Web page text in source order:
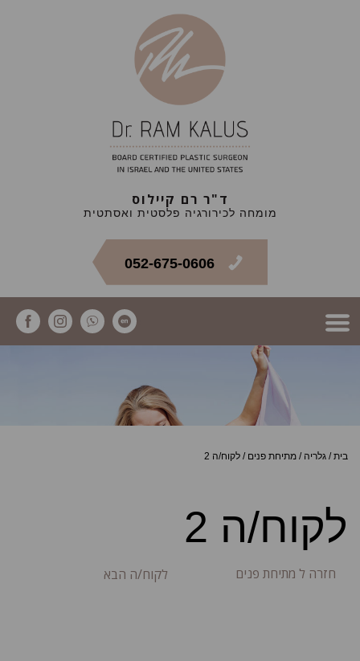
ד"ר רם קיילוס
מומחה לכירורגיה פלסטית ואסתטית
052-675-0606
בית/ גלריה / מתיחת פנים / לקוח/ה 2
לקוח/ה 2
חזרה ל מתיחת פנים לקוח/ה הבא